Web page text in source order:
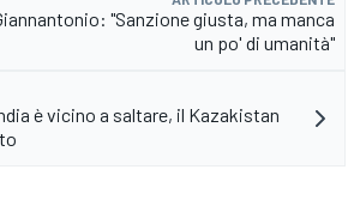
"Sanzione giusta, ma manca
un po' di umanità"
è vicino a saltare, il Kazakistan